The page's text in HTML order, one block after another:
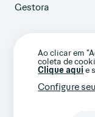
Ao clicar em
coleta de
Clique aqui e
Configure
Gestora
+1 786-220-7233
(Ligação